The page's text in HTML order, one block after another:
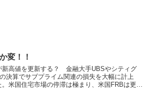
変！！
新高値を更新する？ 金融大手UBSやシティグ
決算でサブプライム関連の損失を大幅に計上
。米国住宅市場の停滞は極まり、米国FRBは更に